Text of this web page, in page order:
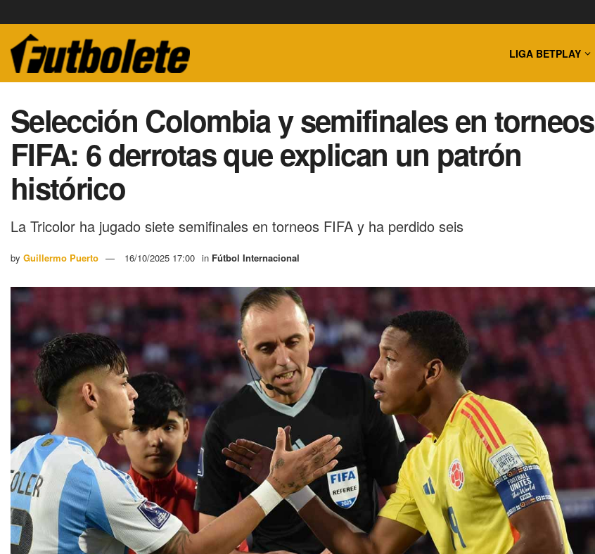
LIGA BETPLAY
Selección Colombia y semifinales en torneos
FIFA: 6 derrotas que explican un patrón
histórico
La Tricolor ha jugado siete semifinales en torneos FIFA y ha perdido seis
by Guillermo Puerto 16/10/2025 17:00 in Fútbol Internacional